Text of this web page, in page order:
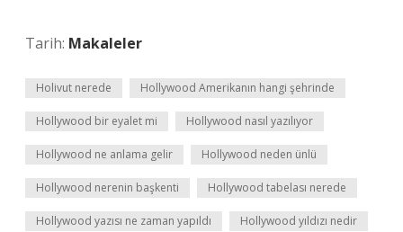
Tarih: Makaleler
Holivut nerede Hollywood Amerikanın hangi şehrinde
Hollywood bir eyalet mi Hollywood nasıl yazılıyor
Hollywood ne anlama gelir Hollywood neden ünlü
Hollywood nerenin başkenti Hollywood tabelası nerede
Hollywood yazısı ne zaman yapıldı Hollywood yıldızı nedir